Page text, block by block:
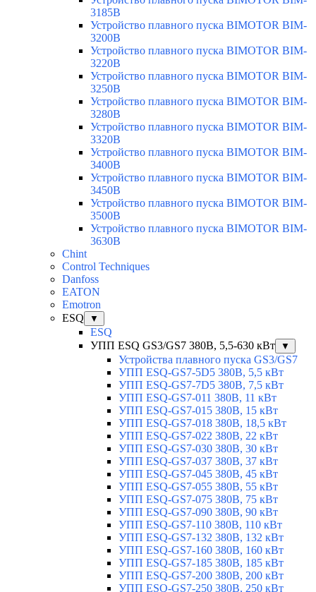
3185B
Устройство плавного пуска BIMOTOR BIM-
3200B
Устройство плавного пуска BIMOTOR BIM-
3220B
Устройство плавного пуска BIMOTOR BIM-
3250B
Устройство плавного пуска BIMOTOR BIM-
3280B
Устройство плавного пуска BIMOTOR BIM-
3320B
Устройство плавного пуска BIMOTOR BIM-
3400B
Устройство плавного пуска BIMOTOR BIM-
3450B
Устройство плавного пуска BIMOTOR BIM-
3500B
Устройство плавного пуска BIMOTOR BIM-
3630B
Chint
Control Techniques
Danfoss
EATON
Emotron
ESQ
▼
ESQ
УПП ESQ GS3/GS7 380В, 5,5-630 кВт
▼
Устройства плавного пуска GS3/GS7
УПП ESQ-GS7-5D5 380В, 5,5 кВт
УПП ESQ-GS7-7D5 380В, 7,5 кВт
УПП ESQ-GS7-011 380В, 11 кВт
УПП ESQ-GS7-015 380В, 15 кВт
УПП ESQ-GS7-018 380В, 18,5 кВт
УПП ESQ-GS7-022 380В, 22 кВт
УПП ESQ-GS7-030 380В, 30 кВт
УПП ESQ-GS7-037 380В, 37 кВт
УПП ESQ-GS7-045 380В, 45 кВт
УПП ESQ-GS7-055 380В, 55 кВт
УПП ESQ-GS7-075 380В, 75 кВт
УПП ESQ-GS7-090 380В, 90 кВт
УПП ESQ-GS7-110 380В, 110 кВт
УПП ESQ-GS7-132 380В, 132 кВт
УПП ESQ-GS7-160 380В, 160 кВт
УПП ESQ-GS7-185 380В, 185 кВт
УПП ESQ-GS7-200 380В, 200 кВт
УПП ESQ-GS7-250 380В, 250 кВт